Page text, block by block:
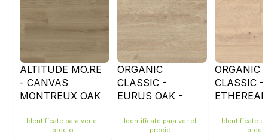
ALTITUDE MO.RE
- CANVAS
MONTREUX OAK
Identifícate para ver el
precio
ORGANIC
CLASSIC -
EURUS OAK -
Identifícate para ver el
precio
ORGANIC
CLASSIC -
Identifícate
precio